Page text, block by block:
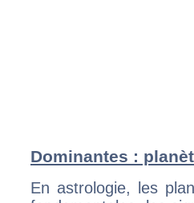
Dominantes :
En astrologie, les